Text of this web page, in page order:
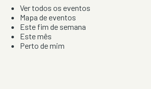
Ver todos os eventos
Mapa de eventos
Este fim de semana
Este mês
Perto de mim